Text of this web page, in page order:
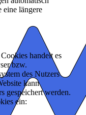
eine längere
handelt es
bzw.
des Nutzers
kann
gespeichert werden.
ein: